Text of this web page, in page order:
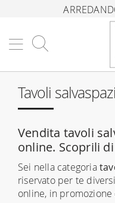
Tavoli
Vendita tavoli
online. Scoprili
Sei nella categoria
riservato per te
online, in